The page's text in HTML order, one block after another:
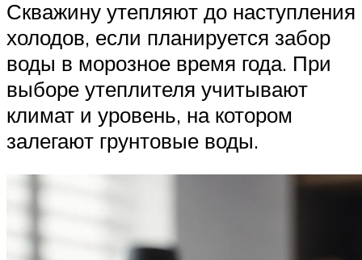
Скважину утепляют до наступления
холодов, если планируется забор
воды в морозное время года. При
выборе утеплителя учитывают
климат и уровень, на котором
залегают грунтовые воды.